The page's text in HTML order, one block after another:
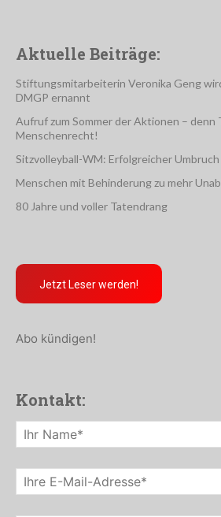
Aktuelle Beiträge:
Stiftungsmitarbeiterin Veronika Geng
DMGP ernannt
Aufruf zum Sommer der Aktionen – denn
Menschenrecht!
Sitzvolleyball-WM: Erfolgreicher
Menschen mit Behinderung zu mehr
80 Jahre und voller Tatendrang
Jetzt Leser werden!
Abo kündigen!
Kontakt: